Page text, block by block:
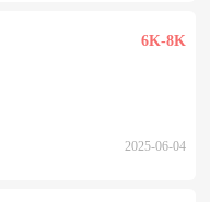
6K-8K
2025-06-04